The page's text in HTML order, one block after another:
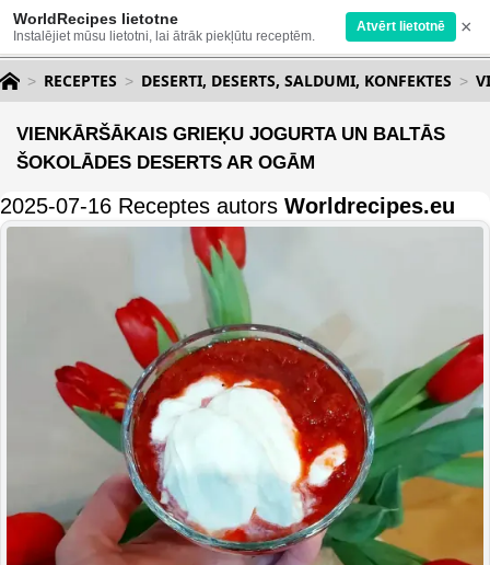
WorldRecipes lietotne
Instalējiet mūsu lietotni, lai ātrāk piekļūtu receptēm.
Atvērt lietotnē ×
RECEPTES DESERTI, DESERTS, SALDUMI, KONFEKTES
VIENKĀRŠĀKAIS GRIEĶU JOGURTA UN BALTĀS
ŠOKOLĀDES DESERTS AR OGĀM
2025-07-16 Receptes autors Worldrecipes.eu